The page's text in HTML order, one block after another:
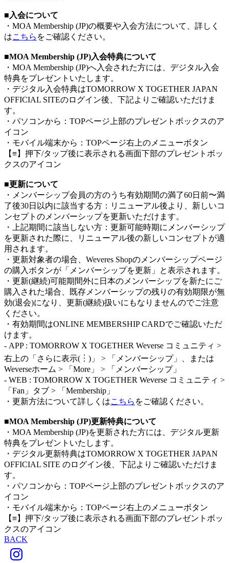
■入会について
・MOA Membership (JP)の概要や入会方法について、詳しく
はこちら をご確認ください。
■MOA Membership (JP)入会特典について
・MOA Membership (JP)へ入会された方には、デジタル入会
特典をプレゼントいたします。
・デジタル入会特典はTOMORROW X TOGETHER JAPAN
OFFICIAL SITEのログイン後、下記よりご確認いただけま
す。
・パソコンから：TOPページ上部のプレゼントボックスのア
イコン
・モバイル端末から：TOPページ右上のメニューボタン
【≡】押下/タップ後に表示される画面下部のプレゼントボッ
クスのアイコン
■更新について
・メンバーシップ会員の方のうち有効期間の満了60日前〜満
了後30日以内に該当する方：リニューアル後より、新しいコ
ンセプトのメンバーシップを更新いただけます。
・上記期間に該当しない方：更新可能時期にメンバーシップ
を更新された際に、リニューアル後の新しいコンセプトが適
用されます。
・更新対象者の場合、Weveres Shopのメンバーシップページ
の購入ボタンが「メンバーシップを更新」と表示されます。
・更新(継続)可能期間外に日本のメンバーシップを新たにご
購入された場合、既存メンバーシップの残りの有効期限が無
効(退会)になり、更新(継続)扱いにもなりませんのでご注意
ください。
・有効期間はONLINE MEMBERSHIP CARDでご確認いただ
けます。
- APP : TOMORROW X TOGETHER Weverse コミュニティ >
右上の「さらに表示(︙)」 > 「メンバーシップ」、または
Weverseホーム > 「More」 > 「メンバーシップ」
- WEB : TOMORROW X TOGETHER Weverse コミュニティ >
「Fan」タブ > 「Membership」
・更新方法について詳しくはこちら をご確認ください。
■MOA Membership (JP)更新特典について
・MOA Membership (JP)を更新された方には、デジタル更新
特典をプレゼントいたします。
・デジタル更新特典はTOMORROW X TOGETHER JAPAN
OFFICIAL SITE のログイン後、下記よりご確認いただけま
す。
・パソコンから：TOPページ上部のプレゼントボックスのア
イコン
・モバイル端末から：TOPページ右上のメニューボタン
【≡】押下/タップ後に表示される画面下部のプレゼントボッ
クスのアイコン
BACK